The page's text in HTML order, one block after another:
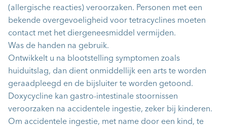
(allergische reacties) veroorzaken. Personen met een
bekende overgevoeligheid voor tetracyclines moeten
contact met het diergeneesmiddel vermijden.
Was de handen na gebruik.
Ontwikkelt u na blootstelling symptomen zoals
huiduitslag, dan dient onmiddellijk een arts te worden
geraadpleegd en de bijsluiter te worden getoond.
Doxycycline kan gastro-intestinale stoornissen
veroorzaken na accidentele ingestie, zeker bij kinderen.
Om accidentele ingestie, met name door een kind, te